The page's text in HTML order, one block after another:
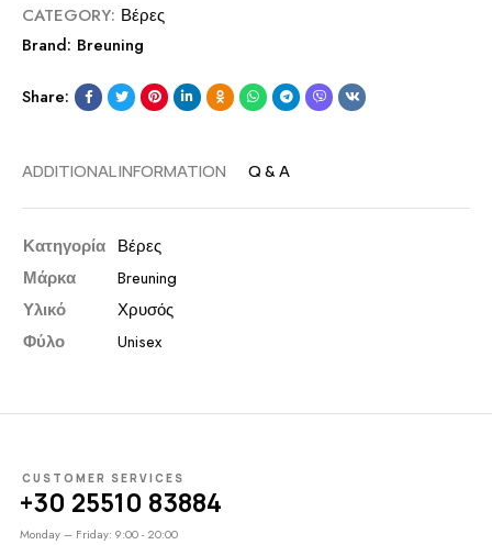
CATEGORY: Βέρες
Brand: Breuning
Share:
ADDITIONAL INFORMATION Q & A
Κατηγορία Βέρες
Μάρκα
Breuning
Υλικό
Χρυσός
Φύλο
Unisex
CUSTOMER SERVICES
+30 25510 83884
Monday – Friday: 9:00 - 20:00